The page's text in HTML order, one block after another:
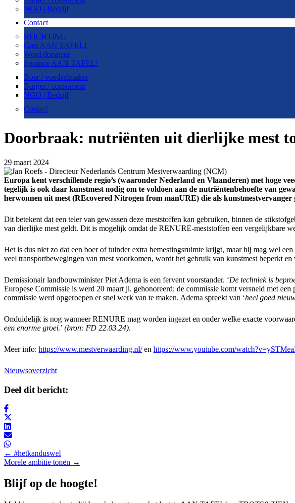
NGO | Bedrijf
Contact
STICHTING
Gast AAN TAFEL!
Word donateur
Sponsor AAN TAFEL!
Boer / voedselmaker
Burger / consument
NGO | Bedrijf
Contact
Doorbraak: nutriënten uit dierlijke mest
29 maart 2024
Europa kent verschillende regio’s (waaronder Nederland en Vlaanderen) met hoge
tegelijk is ook daar kunstmest nodig om te voldoen aan de nutriëntenbehoefte van
herwonnen uit mest (REcovered Nitrogen from manURE) die als
Dit betekent dat een teler van gewassen deze meststoffen kan gebruiken, binnen de
van dierlijke mest geldt. Dit is mogelijk omdat de RENURE-meststoffen een vergelijkbare
Het is dus niet zo dat een boer of tuinder extra bemestingsruimte krijgt, maar hij mag wel
veel transportbewegingen van mest voorkomen, wordt het gebruik van kunstmest beperkt
Demissionair landbouwminister Piet Adema is een fervent voorstander. ‘De techniek is
Europese Commissie is werd 20 maart jl. gehonoreerd; de commissie komt versneld met
commissie werd opgeroepen er snel werk van te maken. Adema spreekt van ‘heel goed
Onduidelijk is nog wanneer RENURE mag worden ingezet en onder welke exacte
een enorme groei.’ (bron: FD 22.03.24).
Meer info: https://www.mestverwaarding.nl/en https://www.youtube.com/
Nieuwsoverzicht
Deel dit bericht:
Posts
navigation
← #hetkanduswel
Morele ambitie tonen →
Blijf op de hoogte!